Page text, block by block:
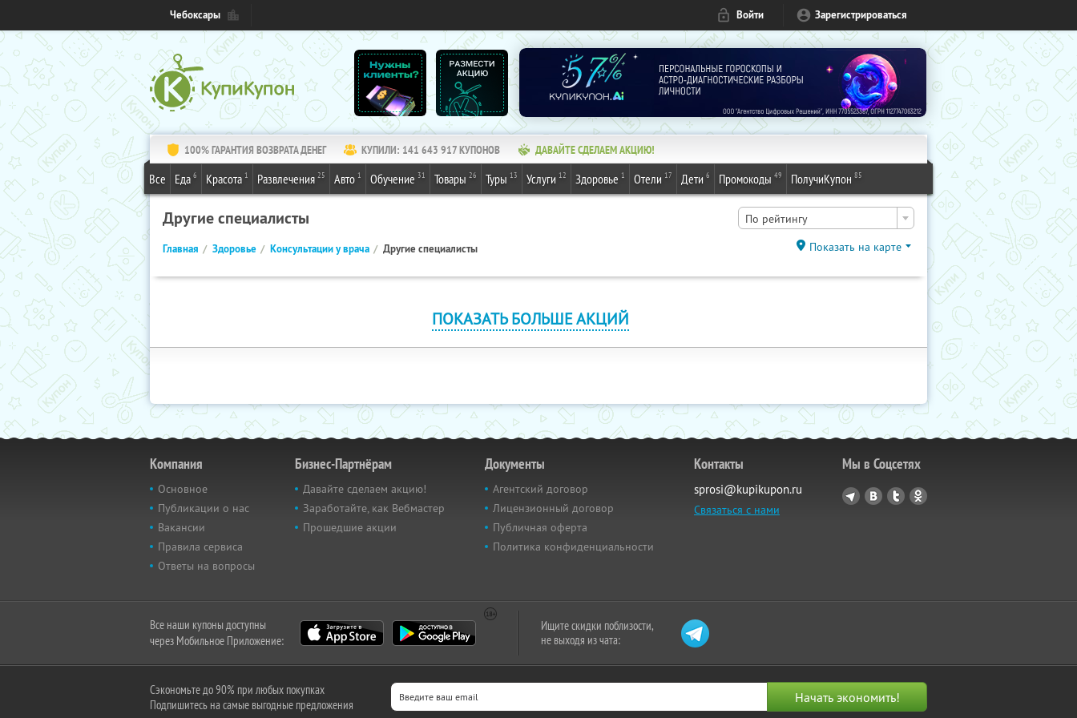
Чебоксары Войти Зарегистрироваться
100% ГАРАНТИЯ ВОЗВРАТА ДЕНЕГ КУПИЛИ: 141 643 917КУПОНОВ ДАВАЙТЕ СДЕЛАЕМ АКЦИЮ!
Все Еда 6 Красота 1 Развлечения 25 Авто 1 Обучение 31 Товары 26 Туры 13 Услуги 12 Здоровье 1 Отели 17 Дети 6 Промокоды 49 ПолучиКупон 85
Другие специалисты По рейтингу
Главная Здоровье Консультации у врача Другие специалисты Показать на карте
ПОКАЗАТЬ БОЛЬШЕ АКЦИЙ
Компания
Основное
Публикации о нас
Вакансии
Правила сервиса
Ответы на вопросы
Бизнес-Партнёрам
Давайте сделаем акцию!
Заработайте, как Вебмастер
Прошедшие акции
Документы
Агентский договор
Лицензионный договор
Публичная оферта
Политика конфиденциальности
Контакты
sprosi@kupikupon.ru
Связаться с нами
Мы в Соцсетях
Все наши купоны доступны
через Мобильное Приложение:
Ищите скидки поблизости,
не выходя из чата:
Сэкономьте до 90% при любых покупках
Подпишитесь на самые выгодные предложения